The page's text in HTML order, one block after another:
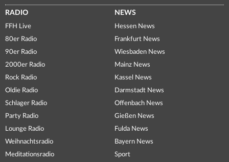
RADIO
FFH Live
80er Radio
90er Radio
2000er Radio
Rock Radio
Oldie Radio
Schlager Radio
Party Radio
Lounge Radio
Weihnachtsradio
Meditationsradio
NEWS
Hessen News
Frankfurt News
Wiesbaden News
Mainz News
Kassel News
Darmstadt News
Offenbach News
Gießen News
Fulda News
Bayern News
Sport